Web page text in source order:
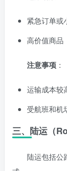
紧急订单或
高价值商品
注意事项 ：
运输成本较
受航班和机
三、陆运（
陆运包括公